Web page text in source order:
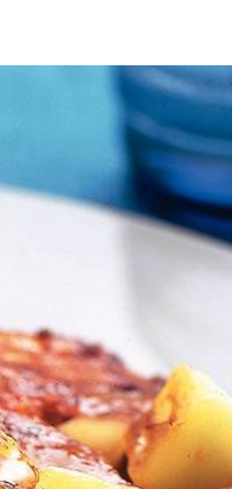
Bieslook in
In ruime koekenpan
bakken.